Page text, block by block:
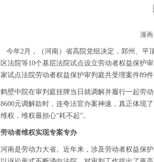
漫
今年2月，（河南）省高院党组决定，郑州、平
区法院等10个基层法院试点设立劳动者权益保护
家试点法院劳动者权益保护审判庭共受理案件89件
鹤壁中院在审判庭挂牌当日就调解并履行一起劳
8600元调解款时，连夸法官办案神速，真正体现
维权，维权最担心“耗不起”。
劳动者维权实现专案专办
河南是劳动力大省。近年来，涉及劳动者权益保